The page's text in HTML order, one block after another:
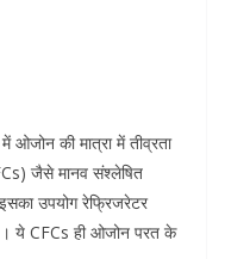
ओजोन की मात्रा में तीव्रता
जैसे मानव संश्लेषित
उपयोग रेफ्रिजरेटर
। ये CFCs ही ओजोन परत के